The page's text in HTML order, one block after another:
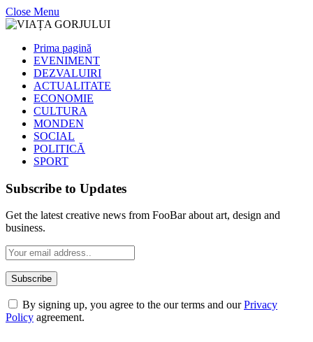
Close Menu
Prima pagină
EVENIMENT
DEZVALUIRI
ACTUALITATE
ECONOMIE
CULTURA
MONDEN
SOCIAL
POLITICĂ
SPORT
Subscribe to Updates
Get the latest creative news from FooBar about art, design and
business.
By signing up, you agree to the our terms and ourPrivacy
Policy agreement.